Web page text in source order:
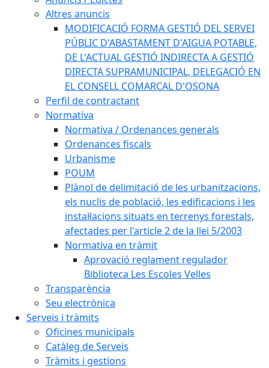
Altres anuncis
MODIFICACIÓ FORMA GESTIÓ DEL SERVEI
PÚBLIC D'ABASTAMENT D'AIGUA POTABLE,
DE L'ACTUAL GESTIÓ INDIRECTA A GESTIÓ
DIRECTA SUPRAMUNICIPAL, DELEGACIÓ EN
EL CONSELL COMARCAL D'OSONA
Perfil de contractant
Normativa
Normativa / Ordenances generals
Ordenances fiscals
Urbanisme
POUM
Plànol de delimitació de les urbanitzacions,
els nuclis de població, les edificacions i les
instal·lacions situats en terrenys forestals,
afectades per l'article 2 de la llei 5/2003
Normativa en tràmit
Aprovació reglament regulador
Biblioteca Les Escoles Velles
Transparència
Seu electrònica
Serveis i tràmits
Oficines municipals
Catàleg de Serveis
Tràmits i gestions